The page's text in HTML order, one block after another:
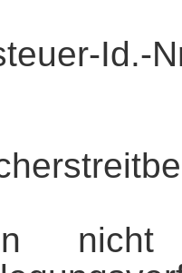
Id.-
nicht